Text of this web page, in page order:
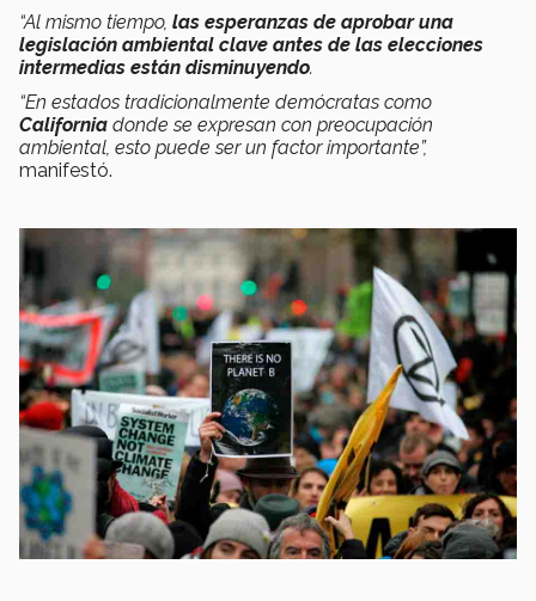
“Al mismo tiempo, las esperanzas de aprobar una
legislación ambiental clave antes de las elecciones
intermedias están disminuyendo.
“En estados tradicionalmente demócratas como
California donde se expresan con preocupación
ambiental, esto puede ser un factor importante”,
manifestó.